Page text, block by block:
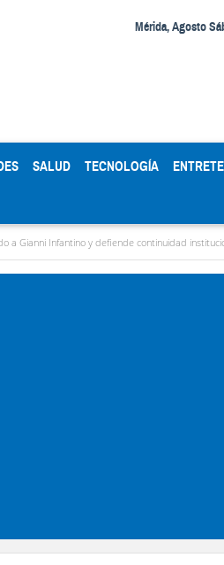
Mérida, Agosto
SALUD TECNOLOGÍA
continuidad institucional en la Fifa